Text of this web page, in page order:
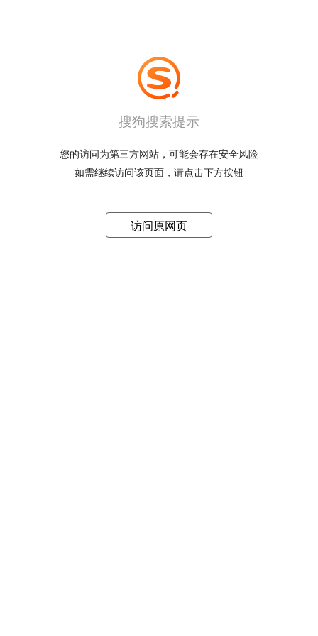
搜狗搜索提示
您的访问为第三方网站，可能会存在安全风险
如需继续访问该页面，请点击下方按钮
访问原网页